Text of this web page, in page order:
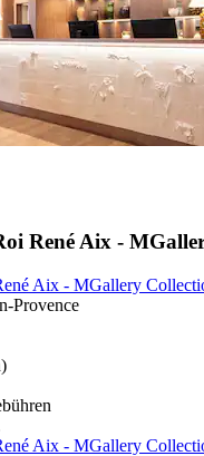
René Aix -
Aix - MGallery
Provence
Aix - MGallery